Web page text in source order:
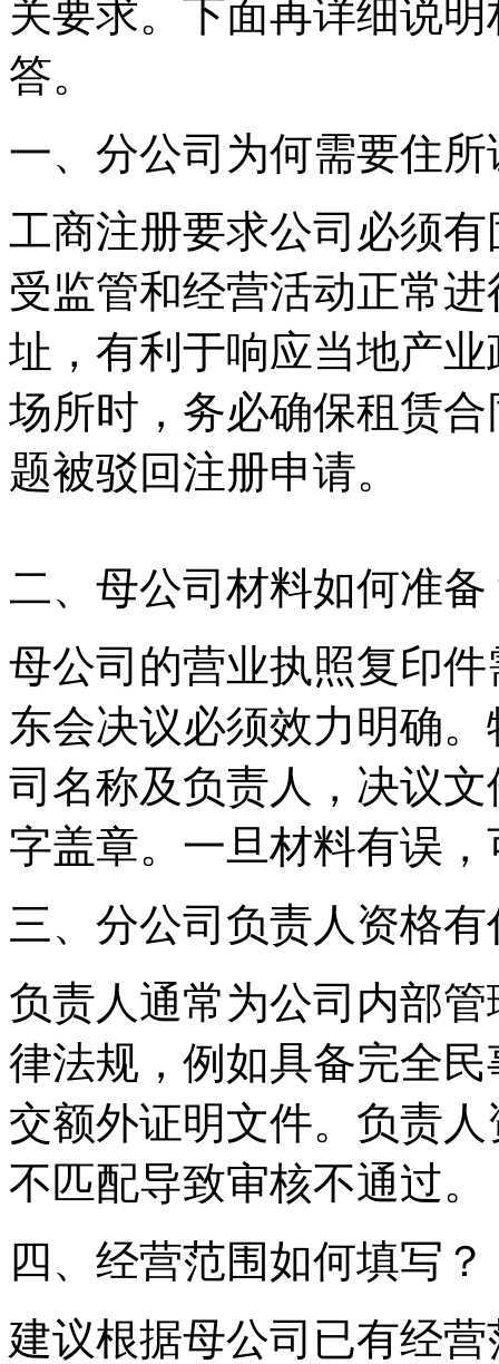
关要求。下面再详细说
答。
一、分公司为何需要住所
工商注册要求公司必须
受监管和经营活动正常
址，有利于响应当地产
场所时，务必确保租赁
题被驳回注册申请。
二、母公司材料如何准备
母公司的营业执照复印
东会决议必须效力明确
司名称及负责人，决议
字盖章。一旦材料有误
三、分公司负责人资格
负责人通常为公司内部
律法规，例如具备完全
交额外证明文件。负责
不匹配导致审核不通过。
四、经营范围如何填写？
建议根据母公司已有经